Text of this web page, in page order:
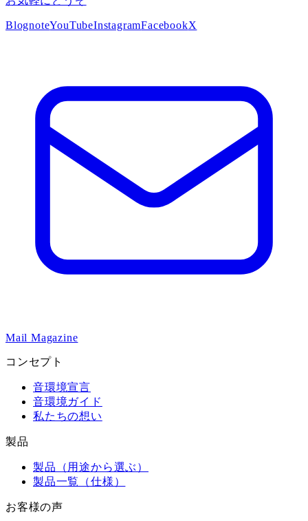
BlognoteYouTubeInstagramFacebookX
Mail Magazine
コンセプト
音環境宣言
音環境ガイド
私たちの想い
製品
製品（用途から選ぶ）
製品一覧（仕様）
お客様の声